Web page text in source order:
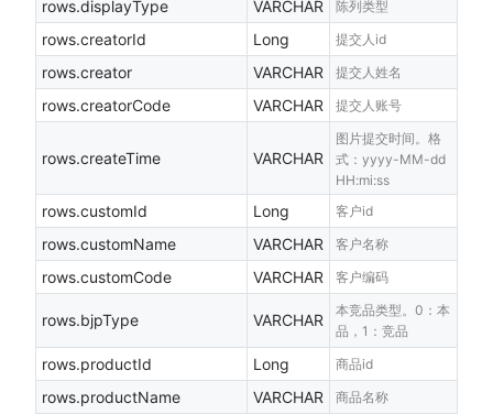
rows.displayType VARCHAR 陈列类型
rows.creatorId Long 提交人id
rows.creator VARCHAR 提交人姓名
rows.creatorCode VARCHAR 提交人账号
rows.createTime VARCHAR
图片提交时间。格
式：yyyy-MM-dd
HH:mi:ss
rows.customId Long 客户id
rows.customName VARCHAR 客户名称
rows.customCode VARCHAR 客户编码
rows.bjpType VARCHAR
本竞品类型。0：本
品，1：竞品
rows.productId Long 商品id
rows.productName VARCHAR 商品名称